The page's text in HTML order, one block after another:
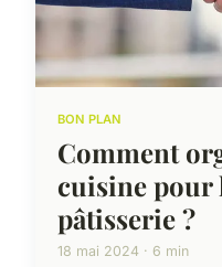
BON PLAN
Comment
cuisine pour
pâtisserie ?
18 mai 2024 · 6 min